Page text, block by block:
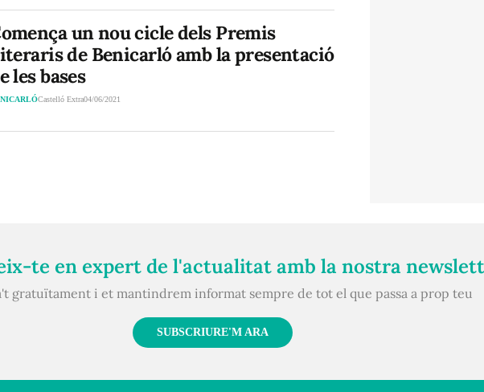
un nou cicle dels Premis
de Benicarló amb la presentació
les bases
Castelló Extra04/06/2021
te en expert de l'actualitat amb la nostra
gratuïtament i et mantindrem informat sempre de tot el que passa a prop teu
SUBSCRIURE'M ARA